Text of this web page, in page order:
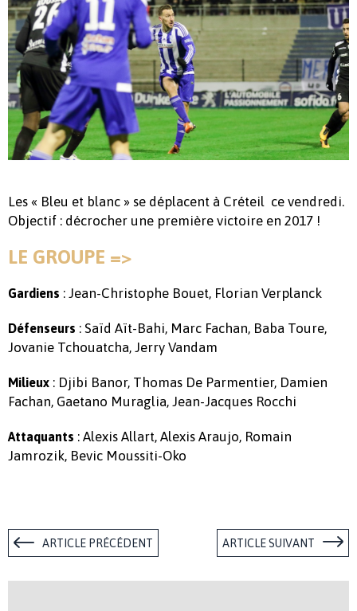
Les « Bleu et blanc » se déplacent à Créteil ce vendredi.
Objectif : décrocher une première victoire en 2017 !
LE GROUPE =>
Gardiens : Jean-Christophe Bouet, Florian Verplanck
Défenseurs : Saïd Aït-Bahi, Marc Fachan, Baba Toure,
Jovanie Tchouatcha, Jerry Vandam
Milieux : Djibi Banor, Thomas De Parmentier, Damien
Fachan, Gaetano Muraglia, Jean-Jacques Rocchi
Attaquants : Alexis Allart, Alexis Araujo, Romain
Jamrozik, Bevic Moussiti-Oko
ARTICLE PRÉCÉDENT ARTICLE SUIVANT